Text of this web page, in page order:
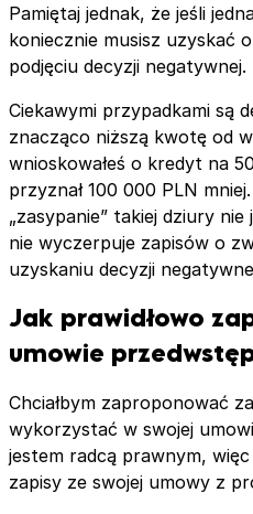
Pamiętaj jednak, że jeśli
koniecznie musisz uzyskać
podjęciu decyzji negatywnej.
Ciekawymi przypadkami są
znacząco niższą kwotę od
wnioskowałeś o kredyt na
przyznał 100 000 PLN
„zasypanie” takiej dziury
nie wyczerpuje zapisów o
uzyskaniu decyzji
Jak prawidłowo
umowie
Chciałbym zaproponować
wykorzystać w swojej
jestem radcą prawnym,
zapisy ze swojej umowy z